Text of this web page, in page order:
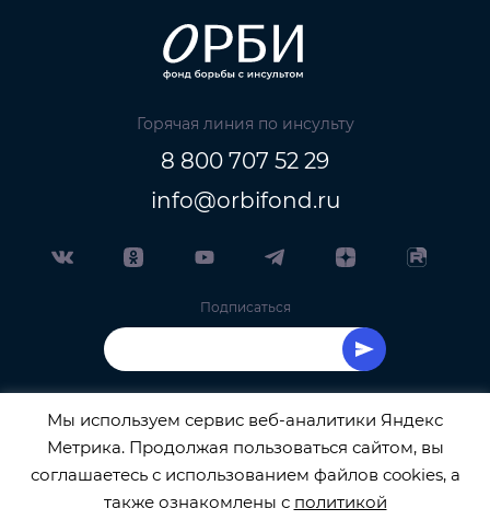
Горячая линия по инсульту
8 800 707 52 29
info@orbifond.ru
Подписаться
ОФИЦИАЛЬНЫЙ ОПЕРАТОР ОБРАБОТКИ
ПЕРСОНАЛЬНЫХ ДАННЫХ РЕГИСТРАЦИОННЫЙ
Мы используем сервис веб-аналитики Яндекс
Метрика. Продолжая пользоваться сайтом, вы
соглашаетесь с использованием файлов cookies, а
также ознакомлены с политикой